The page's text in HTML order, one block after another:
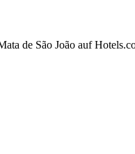
de São João auf